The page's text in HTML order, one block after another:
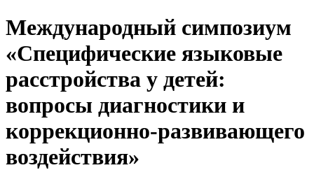
Международный симпозиум
«Специфические языковые
расстройства у детей:
вопросы диагностики и
коррекционно-развивающего
воздействия»